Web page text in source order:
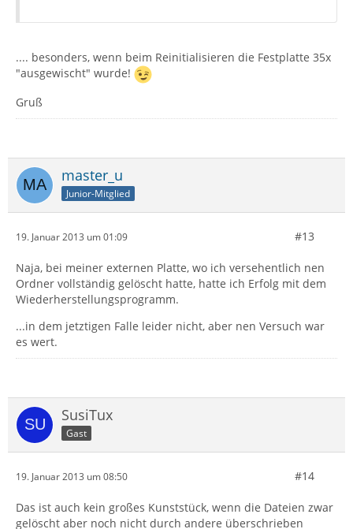
.... besonders, wenn beim Reinitialisieren die Festplatte 35x
"ausgewischt" wurde!
Gruß
master_u
Junior-Mitglied
19. Januar 2013 um 01:09 #13
Naja, bei meiner externen Platte, wo ich versehentlich nen
Ordner vollständig gelöscht hatte, hatte ich Erfolg mit dem
Wiederherstellungsprogramm.
...in dem jetztigen Falle leider nicht, aber nen Versuch war
es wert.
SusiTux
Gast
19. Januar 2013 um 08:50 #14
Das ist auch kein großes Kunststück, wenn die Dateien zwar
gelöscht aber noch nicht durch andere überschrieben